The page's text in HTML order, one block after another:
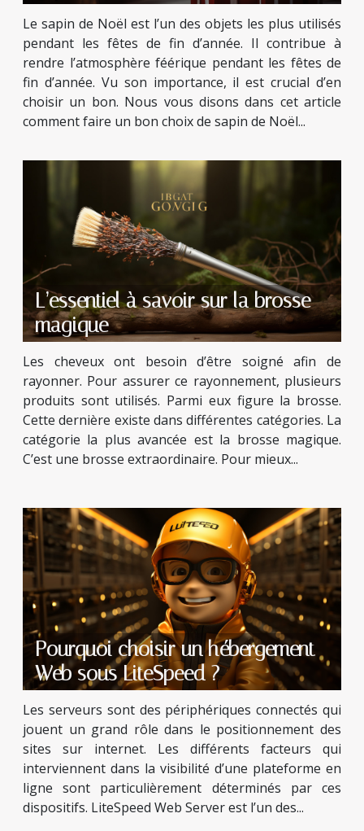
Le sapin de Noël est l’un des objets les plus utilisés
pendant les fêtes de fin d’année. Il contribue à
rendre l’atmosphère féérique pendant les fêtes de
fin d’année. Vu son importance, il est crucial d’en
choisir un bon. Nous vous disons dans cet article
comment faire un bon choix de sapin de Noël...
L’essentiel à savoir sur la brosse
magique
Les cheveux ont besoin d’être soigné afin de
rayonner. Pour assurer ce rayonnement, plusieurs
produits sont utilisés. Parmi eux figure la brosse.
Cette dernière existe dans différentes catégories. La
catégorie la plus avancée est la brosse magique.
C’est une brosse extraordinaire. Pour mieux...
Pourquoi choisir un hébergement
Web sous LiteSpeed ?
Les serveurs sont des périphériques connectés qui
jouent un grand rôle dans le positionnement des
sites sur internet. Les différents facteurs qui
interviennent dans la visibilité d’une plateforme en
ligne sont particulièrement déterminés par ces
dispositifs. LiteSpeed Web Server est l’un des...